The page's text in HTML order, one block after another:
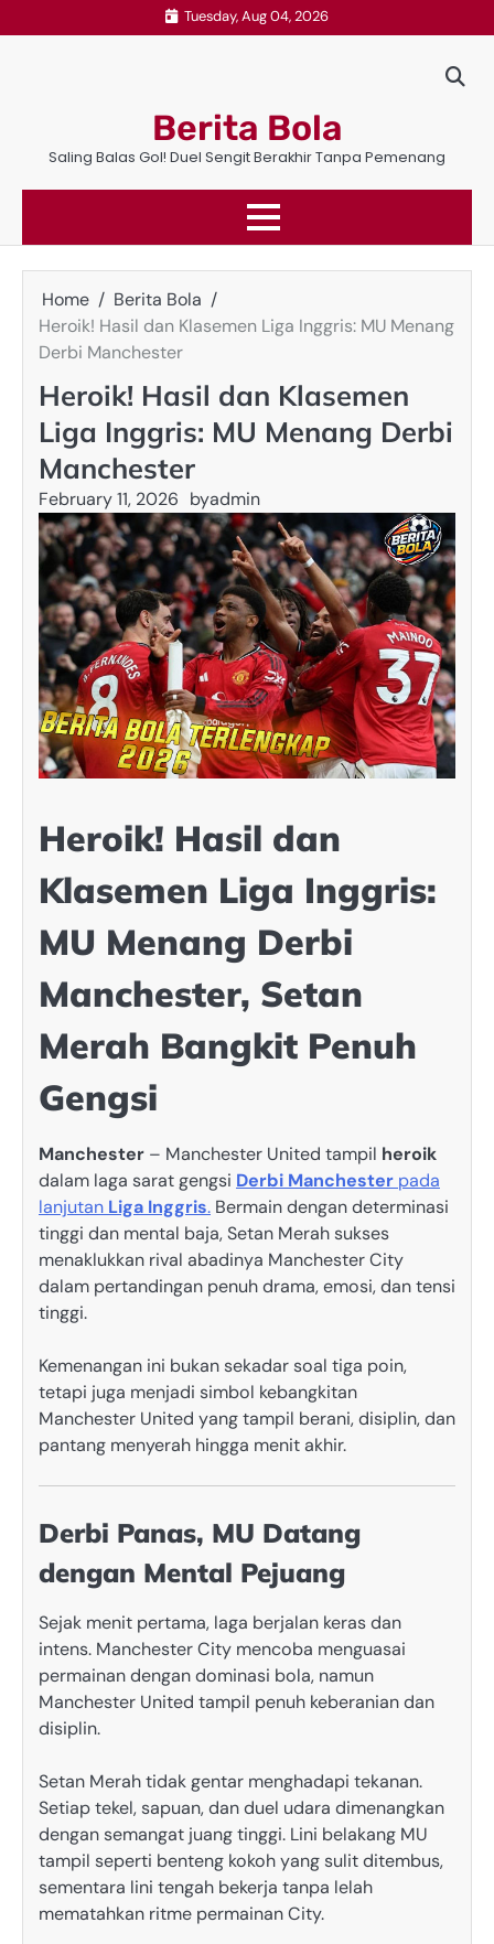
to
Tuesday, Aug 04, 2026
Berita Bola
Saling Balas Gol! Duel Sengit Berakhir Tanpa Pemenang
Home
Berita Bola
Heroik! Hasil dan Klasemen Liga Inggris: MU Menang
Derbi Manchester
Heroik! Hasil dan Klasemen
Liga Inggris: MU Menang Derbi
Manchester
February 11, 2026 byadmin
Heroik! Hasil dan
Klasemen Liga Inggris:
MU Menang Derbi
Manchester, Setan
Merah Bangkit Penuh
Gengsi
Manchester – Manchester United tampil heroik
dalam laga sarat gengsi Derbi Manchester pada
lanjutan Liga Inggris. Bermain dengan determinasi
tinggi dan mental baja, Setan Merah sukses
menaklukkan rival abadinya Manchester City
dalam pertandingan penuh drama, emosi, dan tensi
tinggi.
Kemenangan ini bukan sekadar soal tiga poin,
tetapi juga menjadi simbol kebangkitan
Manchester United yang tampil berani, disiplin, dan
pantang menyerah hingga menit akhir.
Derbi Panas, MU Datang
dengan Mental Pejuang
Sejak menit pertama, laga berjalan keras dan
intens. Manchester City mencoba menguasai
permainan dengan dominasi bola, namun
Manchester United tampil penuh keberanian dan
disiplin.
Setan Merah tidak gentar menghadapi tekanan.
Setiap tekel, sapuan, dan duel udara dimenangkan
dengan semangat juang tinggi. Lini belakang MU
tampil seperti benteng kokoh yang sulit ditembus,
sementara lini tengah bekerja tanpa lelah
mematahkan ritme permainan City.